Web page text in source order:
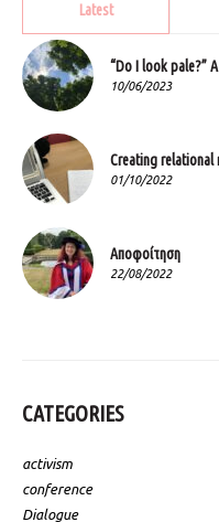
Latest
“Do I look pale?”
10/06/2023
Creating
01/10/2022
Αποφοίτηση
22/08/2022
CATEGORIES
activism
conference
Dialogue